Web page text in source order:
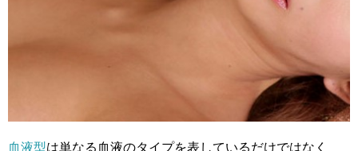
血液型は単なる血液のタイプを表しているだけではなく